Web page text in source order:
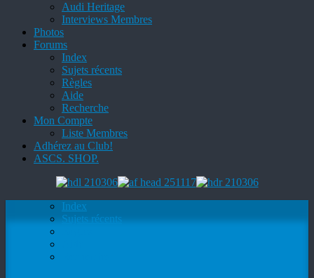
Audi Heritage
Interviews Membres
Photos
Forums
Index
Sujets récents
Règles
Aide
Recherche
Mon Compte
Liste Membres
Adhérez au Club!
ASCS. SHOP.
Index
Sujets récents